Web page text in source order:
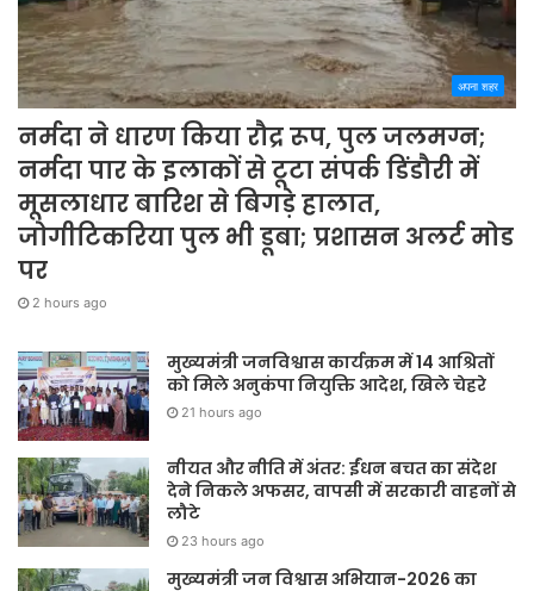
अपना शहर
नर्मदा ने धारण किया रौद्र रूप, पुल जलमग्न;
नर्मदा पार के इलाकों से टूटा संपर्क डिंडौरी में
मूसलाधार बारिश से बिगड़े हालात,
जोगीटिकरिया पुल भी डूबा; प्रशासन अलर्ट मोड
पर
2 hours ago
मुख्यमंत्री जनविश्वास कार्यक्रम में 14 आश्रितों
को मिले अनुकंपा नियुक्ति आदेश, खिले चेहरे
21 hours ago
नीयत और नीति में अंतर: ईंधन बचत का संदेश
देने निकले अफसर, वापसी में सरकारी वाहनों से
लौटे
23 hours ago
मुख्यमंत्री जन विश्वास अभियान-2026 का